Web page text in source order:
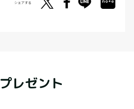
シェアする
プレゼント